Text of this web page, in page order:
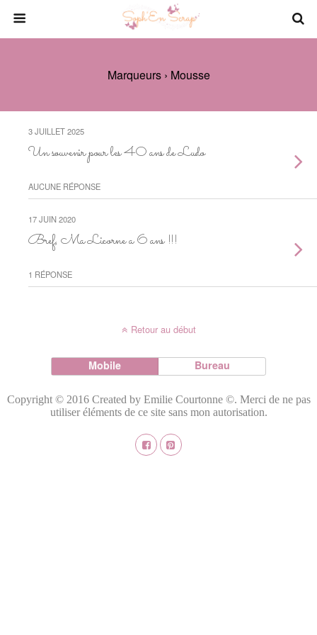
Marqueurs › Mousse
3 JUILLET 2025
Un souvenir pour les 40 ans de Ludo
AUCUNE RÉPONSE
17 JUIN 2020
Bref, Ma Licorne a 6 ans !!!
1 RÉPONSE
Retour au début
Mobile Bureau
Copyright © 2016 Created by Emilie Courtonne ©. Merci de ne pas
utiliser éléments de ce site sans mon autorisation.